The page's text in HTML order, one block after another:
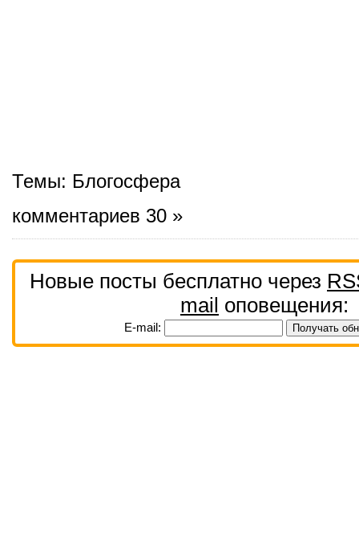
Темы: Блогосфера
комментариев 30 »
Новые посты бесплатно через
mail оповещения:
E-mail: